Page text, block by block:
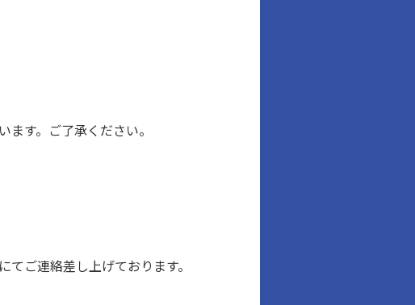
す。ご了承ください。
ご連絡差し上げております。